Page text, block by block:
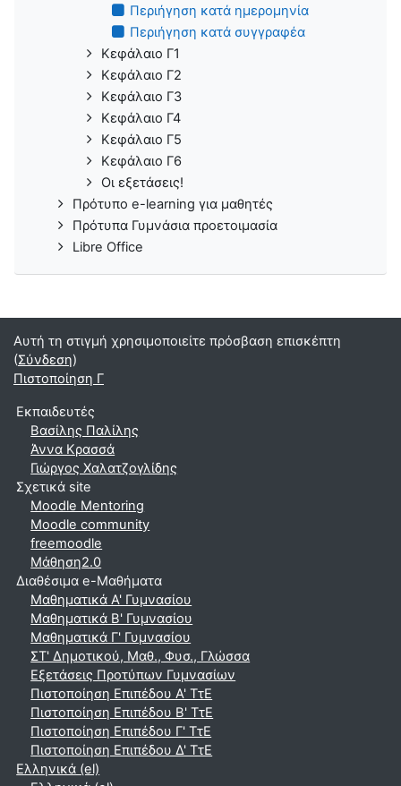
Περιήγηση κατά ημερομηνία
Περιήγηση κατά συγγραφέα
Κεφάλαιο Γ1
Κεφάλαιο Γ2
Κεφάλαιο Γ3
Κεφάλαιο Γ4
Κεφάλαιο Γ5
Κεφάλαιο Γ6
Οι εξετάσεις!
Πρότυπο e-learning για μαθητές
Πρότυπα Γυμνάσια προετοιμασία
Libre Office
Αυτή τη στιγμή χρησιμοποιείτε πρόσβαση επισκέπτη
(Σύνδεση)
Πιστοποίηση Γ
Εκπαιδευτές
Βασίλης Παλίλης
Άννα Κρασσά
Γιώργος Χαλατζογλίδης
Σχετικά site
Moodle Mentoring
Moodle community
freemoodle
Μάθηση2.0
Διαθέσιμα e-Μαθήματα
Μαθηματικά A' Γυμνασίου
Μαθηματικά Β' Γυμνασίου
Μαθηματικά Γ' Γυμνασίου
ΣΤ' Δημοτικού, Μαθ., Φυσ., Γλώσσα
Εξετάσεις Προτύπων Γυμνασίων
Πιστοποίηση Επιπέδου Α' ΤτΕ
Πιστοποίηση Επιπέδου Β' ΤτΕ
Πιστοποίηση Επιπέδου Γ' ΤτΕ
Πιστοποίηση Επιπέδου Δ' ΤτΕ
Ελληνικά ‎(el)‎